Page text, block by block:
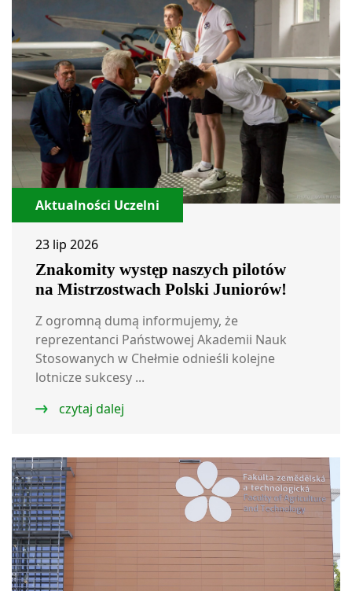
Aktualności Uczelni
23 lip 2026
Znakomity występ naszych pilotów
na Mistrzostwach Polski Juniorów!
Z ogromną dumą informujemy, że
reprezentanci Państwowej Akademii Nauk
Stosowanych w Chełmie odnieśli kolejne
lotnicze sukcesy ...
czytaj dalej